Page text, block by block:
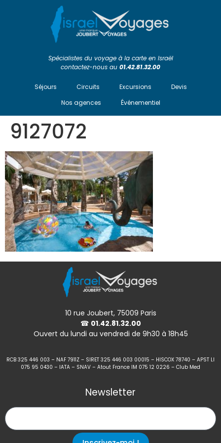
Spécialistes du voyage à la carte en Israël
contactez-nous au 01.42.81.32.00
Séjours Circuits Excursions
Devis
Nos agences
Événementiel
9127072
10 rue Joubert, 75009 Paris
☎ 01.42.81.32.00
Ouvert du lundi au vendredi de 9h30 à 18h45
RCB 325 446 003 – NAF 7911Z – SIRET 325 446 003 00015 – HISCOX 78740 – APST LI
075 95 0430 – IATA – SNAV – Atout France IM 075 12 0226 – Club Med
Newsletter